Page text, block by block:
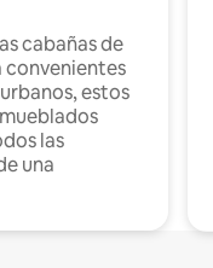
cabañas de
convenientes
estos
las
una